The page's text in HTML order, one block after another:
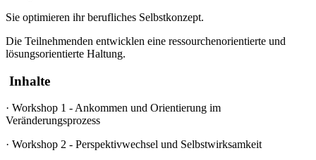
Sie optimieren ihr berufliches Selbstkonzept.
Die Teilnehmenden entwicklen eine ressourchenorientierte und
lösungsorientierte Haltung.
Inhalte
· Workshop 1 - Ankommen und Orientierung im
Veränderungsprozess
· Workshop 2 - Perspektivwechsel und Selbstwirksamkeit